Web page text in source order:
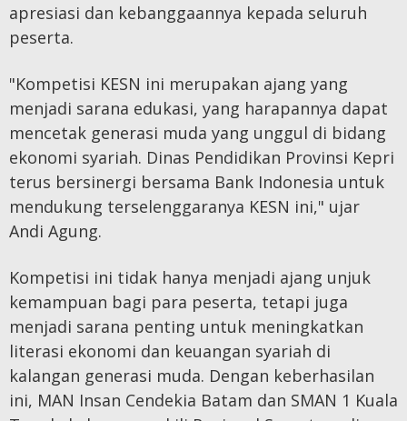
apresiasi dan kebanggaannya kepada seluruh
peserta.
"Kompetisi KESN ini merupakan ajang yang
menjadi sarana edukasi, yang harapannya dapat
mencetak generasi muda yang unggul di bidang
ekonomi syariah. Dinas Pendidikan Provinsi Kepri
terus bersinergi bersama Bank Indonesia untuk
mendukung terselenggaranya KESN ini," ujar
Andi Agung.
Kompetisi ini tidak hanya menjadi ajang unjuk
kemampuan bagi para peserta, tetapi juga
menjadi sarana penting untuk meningkatkan
literasi ekonomi dan keuangan syariah di
kalangan generasi muda. Dengan keberhasilan
ini, MAN Insan Cendekia Batam dan SMAN 1 Kuala